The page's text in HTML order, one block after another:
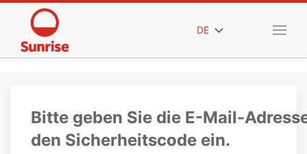
DE
Bitte geben Sie die E-Mail-
den Sicherheitscode ein.